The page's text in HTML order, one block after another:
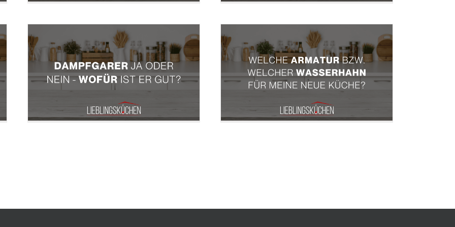
Küche mit Griffen oder
grifflos: Was ist die beste
Wahl für Ihre Küche?